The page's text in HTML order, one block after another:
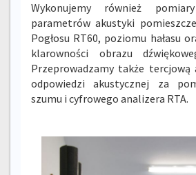
Wykonujemy również
parametrów akustyki
Pogłosu RT60, poziomu hałasu
klarowności obrazu
Przeprowadzamy także tercjową
odpowiedzi akustycznej za
szumu i cyfrowego analizera RTA.